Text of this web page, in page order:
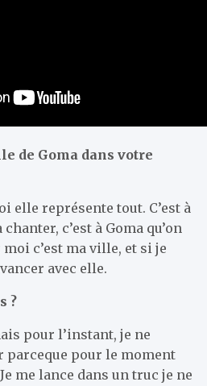
de Goma dans votre
elle représente tout. C’est à
c’est à Goma qu’on
c’est ma ville, et si je
avec elle.
?
pour l’instant, je ne
parceque pour le moment
me lance dans un truc je ne